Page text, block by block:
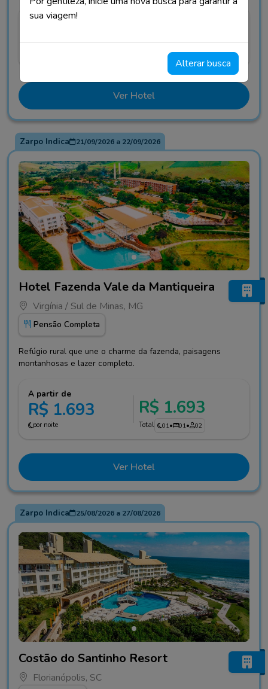
sua viagem!
Alterar busca
A partir de
R$ 1.173 R$ 1.173
01•
Ver Hotel
Zarpo Indica 21/09/2026a 22/09/2026
Hotel Fazenda Vale da Mantiqueira
Virgínia / Sul de Minas, MG
Pensão Completa
Refúgio rural que une o charme da fazenda, paisagens
montanhosas e lazer completo.
A partir de
R$ 1.693
por noite
R$ 1.693
Total 01• 01• 02
Ver Hotel
Zarpo Indica 25/08/2026a 27/08/2026
Costão do Santinho Resort
Florianópolis, SC